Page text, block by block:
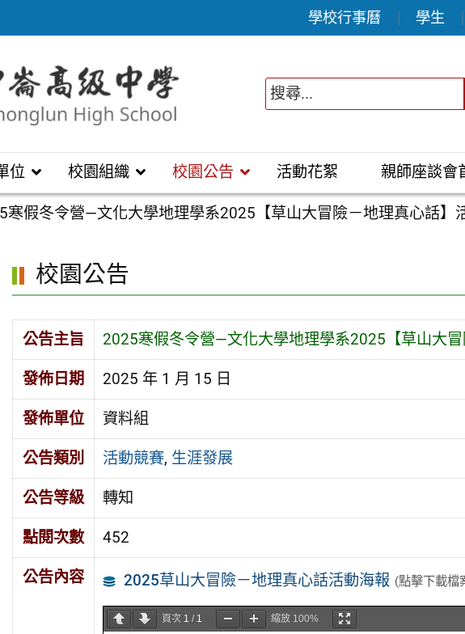
學校行事曆 學生
位 校園組織 校園公告 活動花絮 親師座談會
寒假冬令營—文化大學地理學系2025【草山大冒險－地理真心話】
校園公告
公告主旨 2025寒假冬令營—文化大學地理學系2025【草山大
發佈日期 2025 年 1 月 15 日
發佈單位 資料組
公告類別 活動競賽, 生涯發展
公告等級 轉知
點閱次數 452
公告內容 2025草山大冒險－地理真心話活動海報 (點擊下載檔
頁次 1 / 1 縮放 100%